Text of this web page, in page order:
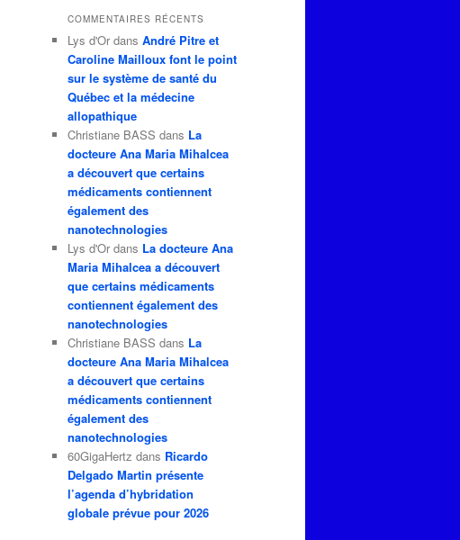
COMMENTAIRES RÉCENTS
Lys d'Or dans André Pitre et
Caroline Mailloux font le point
sur le système de santé du
Québec et la médecine
allopathique
Christiane BASS dans La
docteure Ana Maria Mihalcea
a découvert que certains
médicaments contiennent
également des
nanotechnologies
Lys d'Or dans La docteure Ana
Maria Mihalcea a découvert
que certains médicaments
contiennent également des
nanotechnologies
Christiane BASS dans La
docteure Ana Maria Mihalcea
a découvert que certains
médicaments contiennent
également des
nanotechnologies
60GigaHertz dans Ricardo
Delgado Martin présente
l’agenda d’hybridation
globale prévue pour 2026